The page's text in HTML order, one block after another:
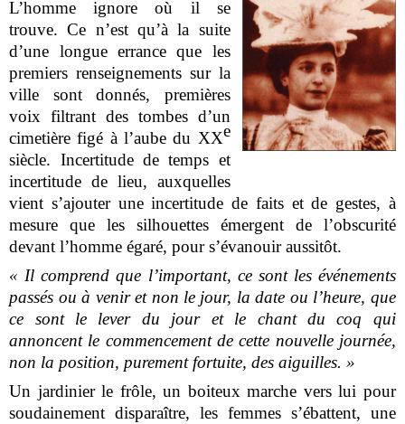
L’homme ignore où il se
trouve. Ce n’est qu’à la suite
d’une longue errance que les
premiers renseignements sur la
ville sont donnés, premières
voix filtrant des tombes d’un
cimetière figé à l’aube du XXe
siècle. Incertitude de temps et
incertitude de lieu, auxquelles
vient s’ajouter une incertitude de faits et de gestes, à
mesure que les silhouettes émergent de l’obscurité
devant l’homme égaré, pour s’évanouir aussitôt.
« Il comprend que l’important, ce sont les événements
passés ou à venir et non le jour, la date ou l’heure, que
ce sont le lever du jour et le chant du coq qui
annoncent le commencement de cette nouvelle journée,
non la position, purement fortuite, des aiguilles. »
Un jardinier le frôle, un boiteux marche vers lui pour
soudainement disparaître, les femmes s’ébattent, une